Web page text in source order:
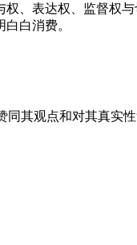
、表达权、监督权
白消费。
其观点和对其真实性